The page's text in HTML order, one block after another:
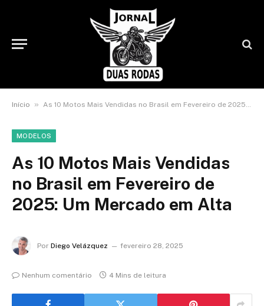
Início » As 10 Motos Mais Vendidas no Brasil em Fevereiro de 2025: Um Mercado em Alta
MODELOS
As 10 Motos Mais Vendidas
no Brasil em Fevereiro de
2025: Um Mercado em Alta
Por Diego Velázquez fevereiro 28, 2025
Nenhum comentário 4 Mins de leitura